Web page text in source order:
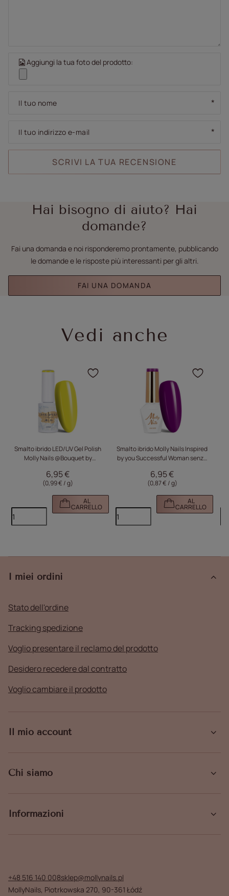
Aggiungi la tua foto del prodotto:
Il tuo nome
Il tuo indirizzo e-mail
SCRIVI LA TUA RECENSIONE
Hai bisogno di aiuto? Hai
domande?
Fai una domanda e noi risponderemo prontamente, pubblicando
le domande e le risposte più interessanti per gli altri.
FAI UNA DOMANDA
Vedi anche
Smalto ibrido LED/UV Gel Polish
Molly Nails @Bouquet by
HEMA/Di-HEMA 7 g
6,95 €
(0,99 € / g)
AL
CARRELLO
Fare clic per
Smalto ibrido Molly Nails Inspired
by you Successful Woman senza
6,95 €
(0,87 € / g)
AL
CARRELLO
Fare
I miei ordini
Stato dell'ordine
Tracking spedizione
Voglio presentare il reclamo del prodotto
Desidero recedere dal contratto
Voglio cambiare il prodotto
Il mio account
Chi siamo
Informazioni
+48 516 140 008sklep@mollynails.pl
MollyNails, Piotrkowska 270, 90-361 Łódź